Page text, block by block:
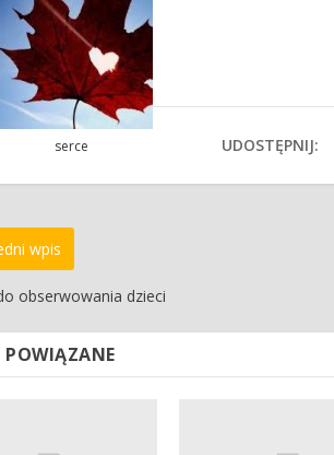
serce UDOSTĘPNIJ:
wpis
obserwowania dzieci
POWIĄZANE